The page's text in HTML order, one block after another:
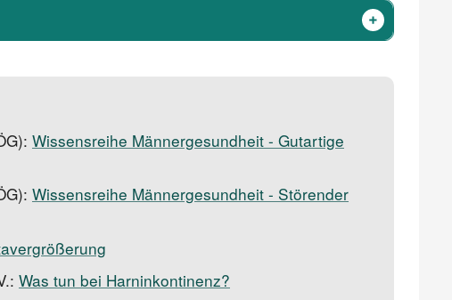
: Wissensreihe Männer­gesundheit - Gutartige
: Wissensreihe Männer­gesundheit - Störender
Was tun bei Harninkontinenz?